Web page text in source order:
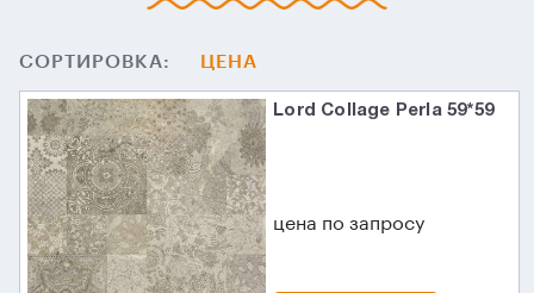
СОРТИРОВКА: ЦЕНА
Lord Collage Perla 59*59
цена по запросу